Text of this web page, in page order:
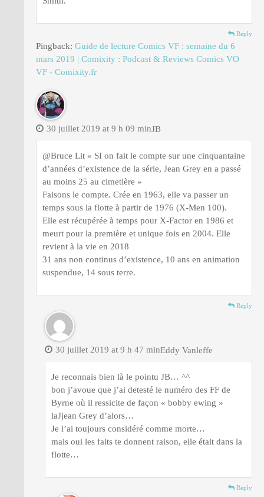
Reply
Pingback: Guide de lecture Comics VF : semaine du 6
mars 2019 | Comixity : Podcast & Reviews Comics VO
VF - Comixity.fr
JB
30 juillet 2019 at 9 h 09 min
@Bruce Lit « SI on fait le compte sur une cinquantaine
d’années d’existence de la série, Jean Grey en a passé
au moins 25 au cimetière »
Faisons le compte. Crée en 1963, elle va passer un
temps sous la flotte à partir de 1976 (X-Men 100).
Elle est récupérée à temps pour X-Factor en 1986 et
meurt pour la première et unique fois en 2004. Elle
revient à la vie en 2018
31 ans non continus d’existence, 10 ans en animation
suspendue, 14 sous terre.
Reply
Eddy Vanleffe
30 juillet 2019 at 9 h 47 min
Je reconnais bien là le pointu JB… ^^
bon j’avoue que j’ai detesté le numéro des FF de
Byrne où il ressicite de façon « bobby ewing »
laJjean Grey d’alors…
Je l’ai toujours considéré comme morte…
mais oui les faits te donnent raison, elle était dans la
flotte…
Reply